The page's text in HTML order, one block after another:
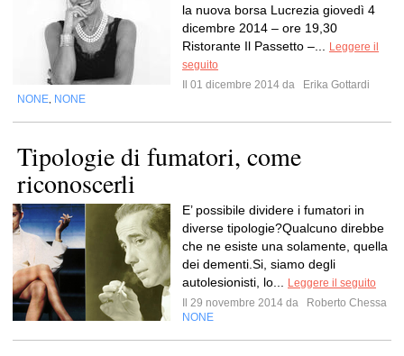
la nuova borsa Lucrezia giovedì 4
dicembre 2014 – ore 19,30
Ristorante Il Passetto –...
Leggere il
seguito
Il 01 dicembre 2014 da
Erika Gottardi
NONE NONE
Tipologie di fumatori, come
riconoscerli
E’ possibile dividere i fumatori in
diverse tipologie?Qualcuno direbbe
che ne esiste una solamente, quella
dei dementi.Si, siamo degli
autolesionisti, lo...
Leggere il seguito
Il 29 novembre 2014 da
Roberto Chessa
NONE